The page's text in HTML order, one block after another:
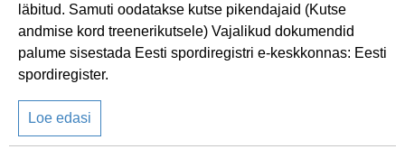
läbitud. Samuti oodatakse kutse pikendajaid (Kutse
andmise kord treenerikutsele) Vajalikud dokumendid
palume sisestada Eesti spordiregistri e-keskkonnas: Eesti
spordiregister.
Loe edasi